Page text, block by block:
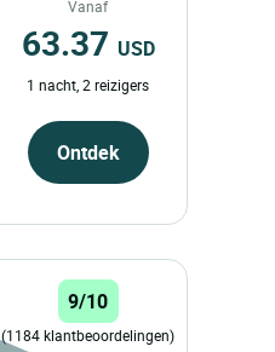
Vanaf
63.37 USD
1 nacht, 2 reizigers
Ontdek
9/10
(1184 klantbeoordelingen)